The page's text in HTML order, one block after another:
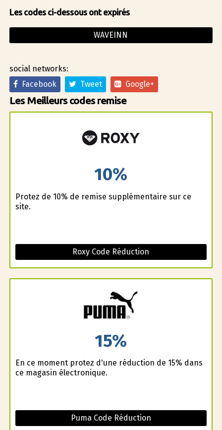
Les codes ci-dessous ont expirés
WAVEINN
social networks:
Facebook
Tweet Google+
Les Meilleurs codes remise
10%
Profitez de 10% de remise supplémentaire sur ce
site.
Roxy Code Réduction
15%
En ce moment profitez d'une réduction de 15% dans
ce magasin électronique.
Puma Code Réduction